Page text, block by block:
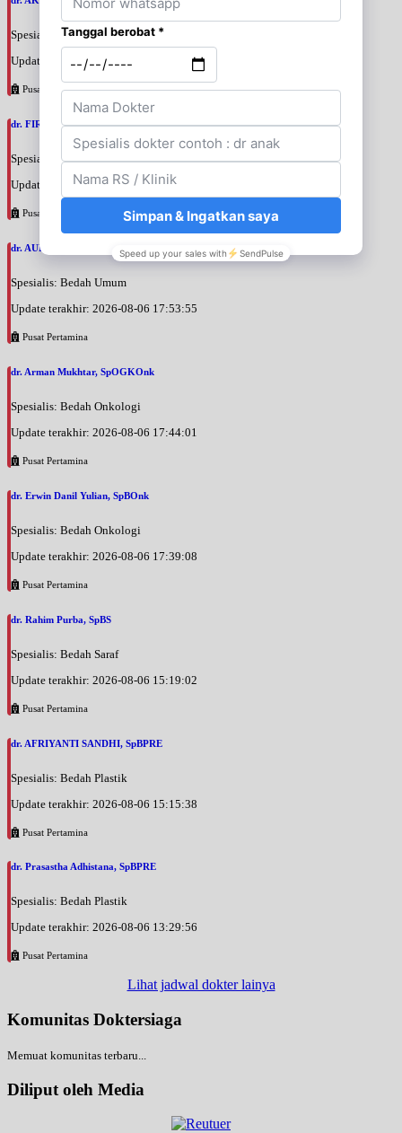
Spesialis: Bedah Urologi
Update terakhir: 2026-08-06 18:38:38
Pusat Pertamina
dr. FIRTANTYO ADI SYAHPUTRA, SpU
Spesialis: Bedah Urologi
Update terakhir: 2026-08-06 18:29:29
Pusat Pertamina
dr. AURIZAN DARYAN KARIM, SpB
Spesialis: Bedah Umum
Update terakhir: 2026-08-06 17:53:55
Pusat Pertamina
dr. Arman Mukhtar, SpOGKOnk
Spesialis: Bedah Onkologi
Update terakhir: 2026-08-06 17:44:01
Pusat Pertamina
dr. Erwin Danil Yulian, SpBOnk
Spesialis: Bedah Onkologi
Update terakhir: 2026-08-06 17:39:08
Pusat Pertamina
dr. Rahim Purba, SpBS
Spesialis: Bedah Saraf
Update terakhir: 2026-08-06 15:19:02
Pusat Pertamina
dr. AFRIYANTI SANDHI, SpBPRE
Spesialis: Bedah Plastik
Update terakhir: 2026-08-06 15:15:38
Pusat Pertamina
dr. Prasastha Adhistana, SpBPRE
Spesialis: Bedah Plastik
Update terakhir: 2026-08-06 13:29:56
Pusat Pertamina
Lihat jadwal dokter lainya
Komunitas Doktersiaga
Memuat komunitas terbaru...
Diliput oleh Media